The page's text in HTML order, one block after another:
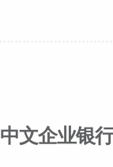
中文企业银